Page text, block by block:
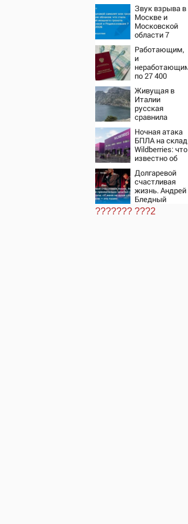
квартиру
Звук взрыва в
Москве и
Московской
области 7
года: Причины,
источник,
откуда был
громкий
хлопок
Работающим,
и
неработающим:
по 27 400
пенсионерам в
сентябре -
PrimaMedia.ru
Живущая в
Италии
русская
сравнила
Европе и в
Крыму
Ночная атака
БПЛА на склад
Wildberries: что
известно об
ударе по
логистическим
центрам
07/08/2026 –
Новости
Долгаревой
счастливая
жизнь. Андрей
Бледный
пронзительно
зачитал стихи
??????? ???2